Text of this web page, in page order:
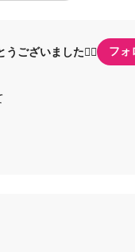
ト ありがとうございました🙇‍♀️ フォ